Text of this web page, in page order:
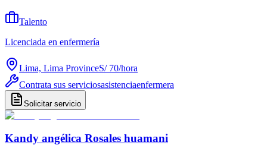
Talento
Licenciada en enfermería
Lima, Lima ProvinceS/ 70/hora
Contrata sus serviciosasistenciaenfermera
Solicitar servicio
Kandy angélica Rosales huamani